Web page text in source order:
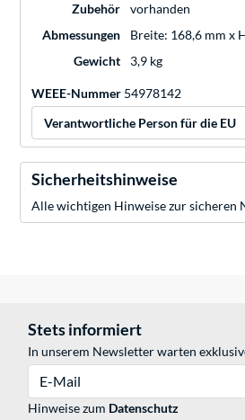
Zubehör vorhanden
Abmessungen
Breite: 168,6 mm x
Gewicht
3,9 kg
WEEE-Nummer 54978142
Verantwortliche Person für die EU
Sicherheitshinweise
Alle wichtigen Hinweise zur sicheren
Stets informiert
In unserem Newsletter warten
Hinweise zum Datenschutz